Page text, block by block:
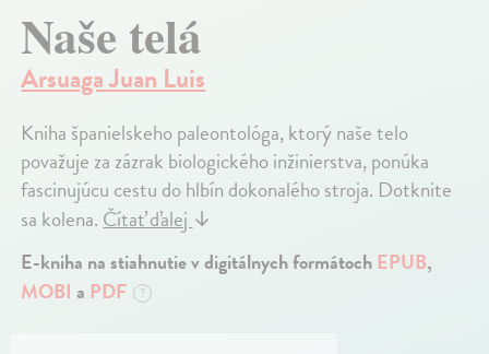
Naše telá
Arsuaga Juan Luis
Kniha španielskeho paleontológa, ktorý naše telo
považuje za zázrak biologického inžinierstva, ponúka
fascinujúcu cestu do hlbín dokonalého stroja. Dotknite
sa kolena.Čítať ďalej↓
E-kniha na stiahnutie v digitálnych formátochEPUB,
MOBI a PDF ?